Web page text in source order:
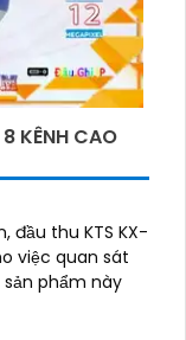
KÊNH CAO
đầu thu KTS KX-
việc quan sát